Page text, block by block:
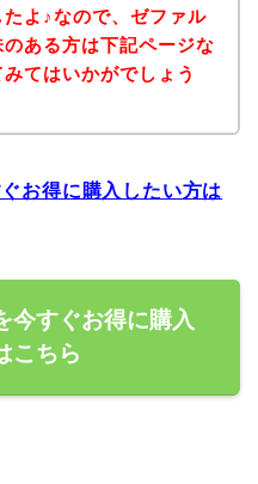
よ♪なので、ゼファル
ある方は下記ページな
てはいかがでしょう
お得に購入したい方は
今すぐお得に購入
こちら